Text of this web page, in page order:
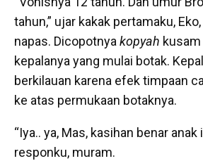
tahun,” ujar kakak pertamaku,
napas. Dicopotnyakopyah
kepalanya yang mulai botak.
berkilauan karena efek timpaan
ke atas permukaan botaknya.
“Iya.. ya, Mas, kasihan benar anak
responku, muram.